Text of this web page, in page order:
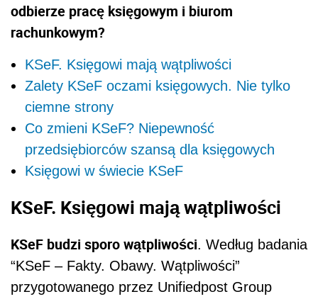
odbierze pracę księgowym i biurom
rachunkowym?
KSeF. Księgowi mają wątpliwości
Zalety KSeF oczami księgowych. Nie tylko
ciemne strony
Co zmieni KSeF? Niepewność
przedsiębiorców szansą dla księgowych
Księgowi w świecie KSeF
KSeF. Księgowi mają wątpliwości
KSeF budzi sporo wątpliwości. Według badania
“KSeF – Fakty. Obawy. Wątpliwości”
przygotowanego przez Unifiedpost Group